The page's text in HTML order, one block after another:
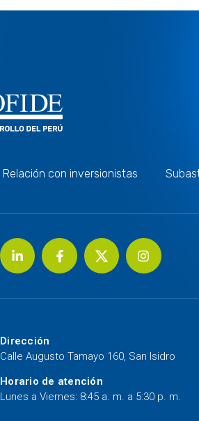
Relación con inversionistas
Dirección
Calle Augusto Tamayo 160, San Isidro
Horario de atención
Lunes a Viernes: 8:45 a. m. a 5:30 p. m.